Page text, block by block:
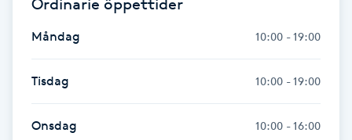
Hudföryngring
Ordinarie öppettider
Måndag 10:00 - 19:00
Tisdag 10:00 - 19:00
Onsdag 10:00 - 16:00